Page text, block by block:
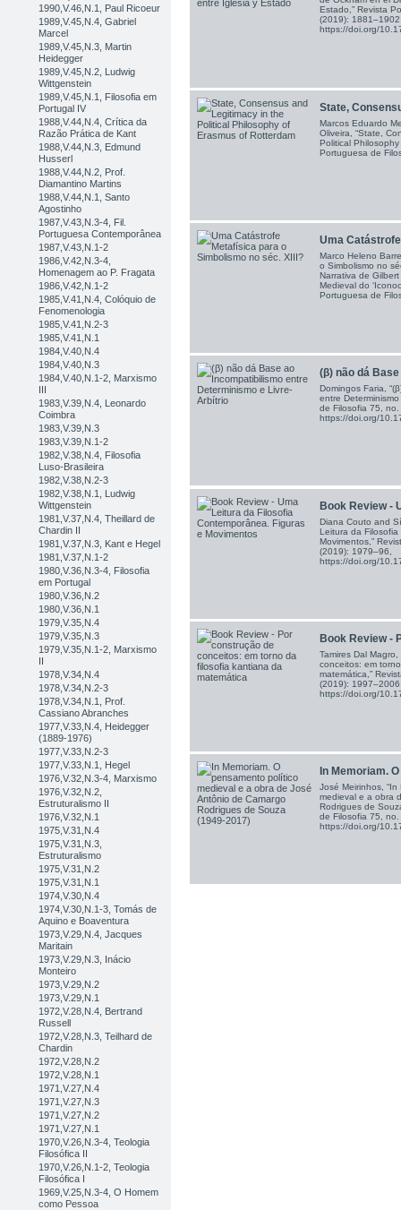
1990,V.46,N.1, Paul Ricoeur
1989,V.45,N.4, Gabriel
Marcel
1989,V.45,N.3, Martin
Heidegger
1989,V.45,N.2, Ludwig
Wittgenstein
1989,V.45,N.1, Filosofia em
Portugal IV
1988,V.44,N.4, Crítica da
Razão Prática de Kant
1988,V.44,N.3, Edmund
Husserl
1988,V.44,N.2, Prof.
Diamantino Martins
1988,V.44,N.1, Santo
Agostinho
1987,V.43,N.3-4, Fil.
Portuguesa Contemporânea
1987,V.43,N.1-2
1986,V.42,N.3-4,
Homenagem ao P. Fragata
1986,V.42,N.1-2
1985,V.41,N.4, Colóquio de
Fenomenologia
1985,V.41,N.2-3
1985,V.41,N.1
1984,V.40,N.4
1984,V.40,N.3
1984,V.40,N.1-2, Marxismo
III
1983,V.39,N.4, Leonardo
Coimbra
1983,V.39,N.3
1983,V.39,N.1-2
1982,V.38,N.4, Filosofia
Luso-Brasileira
1982,V.38,N.2-3
1982,V.38,N.1, Ludwig
Wittgenstein
1981,V.37,N.4, Theillard de
Chardin II
1981,V.37,N.3, Kant e Hegel
1981,V.37,N.1-2
1980,V.36,N.3-4, Filosofia
em Portugal
1980,V.36,N.2
1980,V.36,N.1
1979,V.35,N.4
1979,V.35,N.3
1979,V.35,N.1-2, Marxismo
II
1978,V.34,N.4
1978,V.34,N.2-3
1978,V.34,N.1, Prof.
Cassiano Abranches
1977,V.33,N.4, Heidegger
(1889-1976)
1977,V.33,N.2-3
1977,V.33,N.1, Hegel
1976,V.32,N.3-4, Marxismo
1976,V.32,N.2,
Estruturalismo II
1976,V.32,N.1
1975,V.31,N.4
1975,V.31,N.3,
Estruturalismo
1975,V.31,N.2
1975,V.31,N.1
1974,V.30,N.4
1974,V.30,N.1-3, Tomás de
Aquino e Boaventura
1973,V.29,N.4, Jacques
Maritain
1973,V.29,N.3, Inácio
Monteiro
1973,V.29,N.2
1973,V.29,N.1
1972,V.28,N.4, Bertrand
Russell
1972,V.28,N.3, Teilhard de
Chardin
1972,V.28,N.2
1972,V.28,N.1
1971,V.27,N.4
1971,V.27,N.3
1971,V.27,N.2
1971,V.27,N.1
1970,V.26,N.3-4, Teologia
Filosófica II
1970,V.26,N.1-2, Teologia
Filosófica I
1969,V.25,N.3-4, O Homem
como Pessoa
Estado,” Revista
(2019):
https://doi.org/
State,
Marcos Eduardo
Oliveira, “State,
Political
Portuguesa de
Uma
Marco Heleno
o Simbolismo no
Narrativa de
Medieval do
Portuguesa de
(β) não dá Base
Domingos Faria,
entre
de Filosofia 75,
https://doi.org/
Book Review -
Diana Couto and
Leitura da
Movimentos,”
(2019): 1979–96,
https://doi.org/
Book Review -
Tamires Dal
conceitos: em
matemática,”
(2019):
https://doi.org/
In Memoriam.
José Meirinhos,
medieval e a obra
Rodrigues de
de Filosofia 75,
https://doi.org/